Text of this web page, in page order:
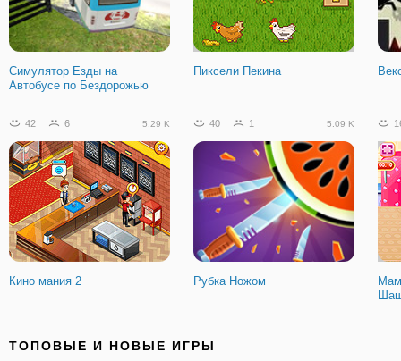
Симулятор Езды на
Автобусе по Бездорожью
Пиксели Пекина
42 6 5.29 K
Кино мания 2
40 1 5.09 K
Рубка Ножом
ТОПОВЫЕ И НОВЫЕ ИГРЫ